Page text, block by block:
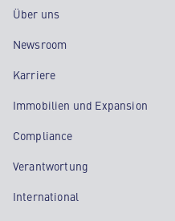
Über uns
Newsroom
Karriere
Immobilien und Expansion
Compliance
Verantwortung
International